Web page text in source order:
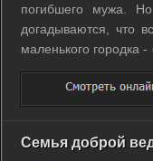
погибшего мужа.
догадываются, что
маленького городка
вернуть себе
Тимоти, ибо
полукровка в свой
Семья доброй